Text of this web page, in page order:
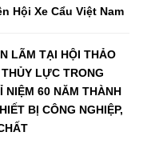
Hội Xe Cẩu Việt Nam
LÃM TẠI HỘI THẢO
LỰC TRONG
NIỆM 60 NĂM THÀNH
BỊ CÔNG NGHIỆP,